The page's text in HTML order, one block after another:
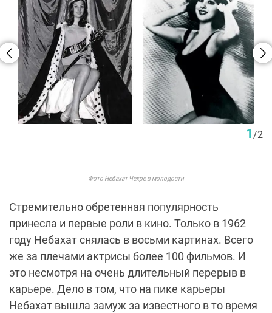
1/2
Фото Небахат Чехре в молодости
Стремительно обретенная популярность
принесла и первые роли в кино. Только в 1962
году Небахат снялась в восьми картинах. Всего
же за плечами актрисы более 100 фильмов. И
это несмотря на очень длительный перерыв в
карьере. Дело в том, что на пике карьеры
Небахат вышла замуж за известного в то время